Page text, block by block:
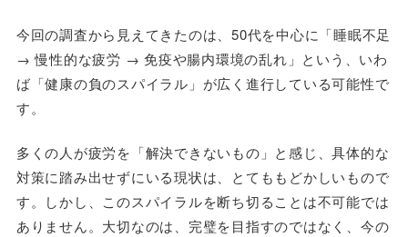
今回の調査から見えてきたのは、50代を中心に「睡眠不足
→ 慢性的な疲労 → 免疫や腸内環境の乱れ」という、いわ
ば「健康の負のスパイラル」が広く進行している可能性で
す。
多くの人が疲労を「解決できないもの」と感じ、具体的な
対策に踏み出せずにいる現状は、とてももどかしいもので
す。しかし、このスパイラルを断ち切ることは不可能では
ありません。大切なのは、完璧を目指すのではなく、今の